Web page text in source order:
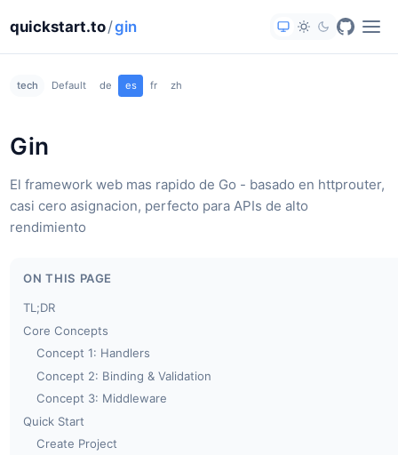
quickstart.to/gin
tech Default de es fr zh
Gin
El framework web mas rapido de Go - basado en httprouter,
casi cero asignacion, perfecto para APIs de alto
rendimiento
ON THIS PAGE
TL;DR
Core Concepts
Concept 1: Handlers
Concept 2: Binding & Validation
Concept 3: Middleware
Quick Start
Create Project